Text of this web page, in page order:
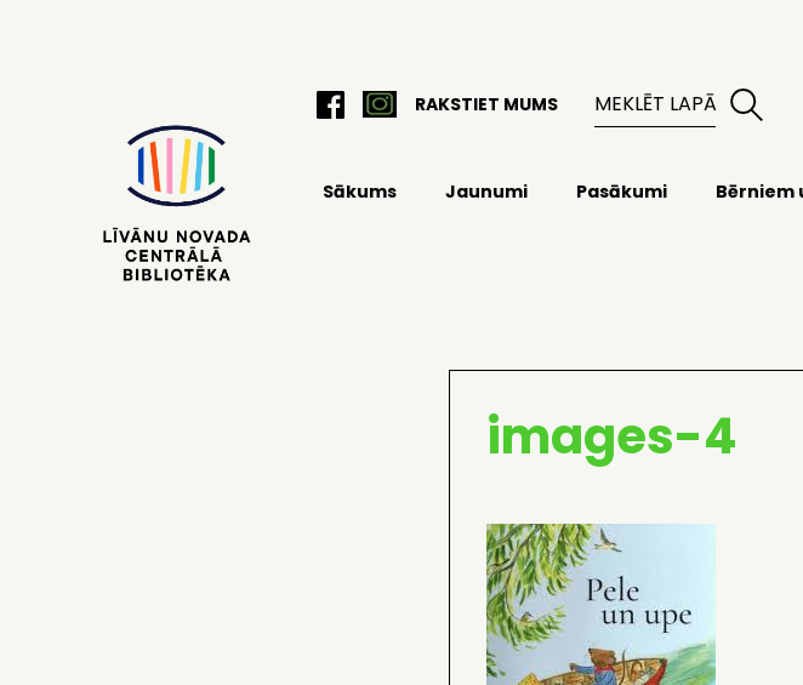
RAKSTIET MUMS
Sākums Jaunumi Pasākumi Bērniem
images-4